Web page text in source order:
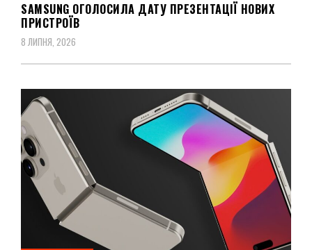
SAMSUNG ОГОЛОСИЛА ДАТУ ПРЕЗЕНТАЦІЇ НОВИХ
ПРИСТРОЇВ
8 ЛИПНЯ, 2026